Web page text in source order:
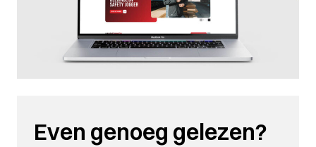
Even genoeg gelezen?